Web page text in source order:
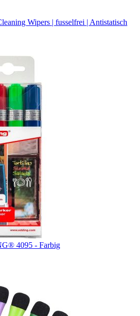
Wipers | fusselfrei | Antistatisch
4095 - Farbig